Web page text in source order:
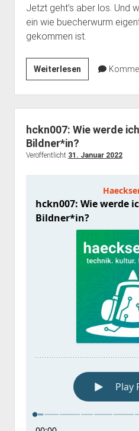
Jetzt geht’s aber los. Und
ein wie buecherwurm
gekommen ist.
Weiterlesenhckn008:
Sich
politisch
bilden
(politische
Teil
hckn007: Wie werde
Bildner*in?
Veröffentlicht 31. Januar 2022